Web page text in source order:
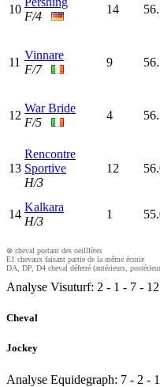
10
F/4
14
11
Vinnare
F/7
9
12
War Bride
F/5
4
13
Rencontre
Sportive
H/3
12
14
Kalkara
H/3
1
⊗ cheval portant des oeilllères
E1 chevaux faisant partie de la même écurie
DA, DP, D4 cheval déferré (antérieurs,
Analyse Visuturf: 2 - 1 - 7 - 12
Cheval
Jockey
Analyse Equidegraph: 7 - 2 - 1